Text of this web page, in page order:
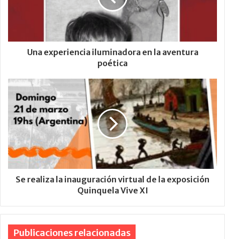
Una experiencia iluminadora en la aventura
poética
Se realiza la inauguración virtual de la exposición
Quinquela Vive XI
Publicaciones relacionadas